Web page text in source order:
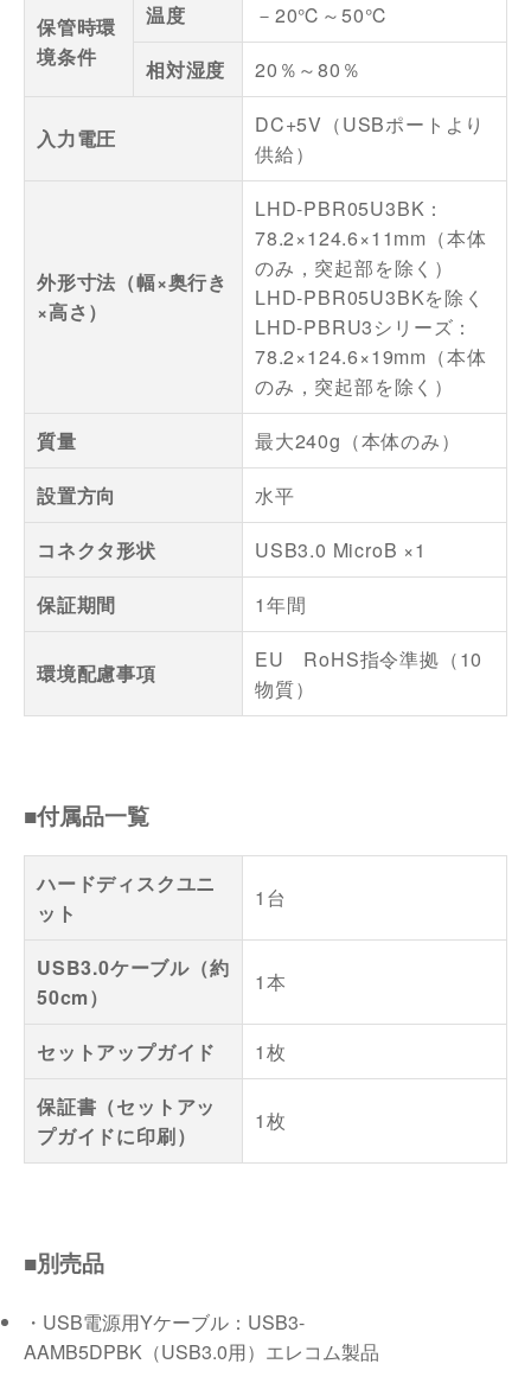
保管時環
境条件
温度
－20℃～50℃
相対湿度
20％～80％
入力電圧
DC+5V（USBポートより
供給）
外形寸法（幅×奥行き
×高さ）
LHD-PBR05U3BK：
78.2×124.6×11mm（本体
のみ，突起部を除く）
LHD-PBR05U3BKを除く
LHD-PBRU3シリーズ：
78.2×124.6×19mm（本体
のみ，突起部を除く）
質量
最大240g（本体のみ）
設置方向
水平
コネクタ形状
USB3.0 MicroB ×1
保証期間
1年間
環境配慮事項
EU RoHS指令準拠（10
物質）
■付属品一覧
ハードディスクユニ
ット
1台
USB3.0ケーブル（約
50cm）
1本
セットアップガイド
1枚
保証書（セットアッ
プガイドに印刷）
1枚
■別売品
・USB電源用Yケーブル：USB3-
AAMB5DPBK（USB3.0用）エレコム製品